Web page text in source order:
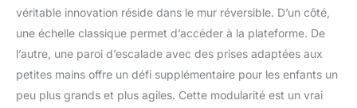
véritable innovation réside dans le mur réversible. D’un côté,
une échelle classique permet d’accéder à la plateforme. De
l’autre, une paroi d’escalade avec des prises adaptées aux
petites mains offre un défi supplémentaire pour les enfants un
peu plus grands et plus agiles. Cette modularité est un vrai